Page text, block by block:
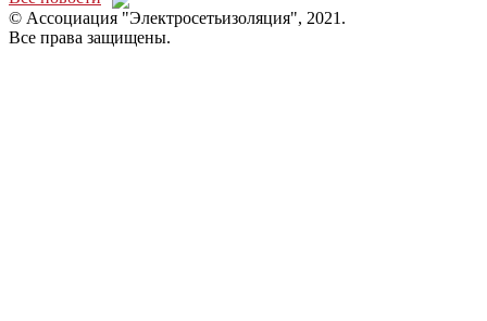
© Ассоциация "Электросетьизоляция", 2021.
Все права защищены.